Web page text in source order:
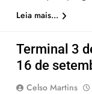
Leia mais...
Terminal 3
16 de
Celso Martins